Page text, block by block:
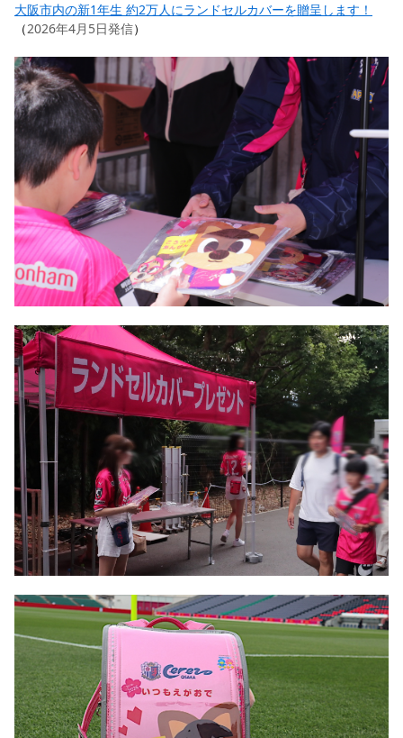
大阪市内の新1年生 約2万人にランドセルカバーを贈呈します！
（2026年4月5日発信）